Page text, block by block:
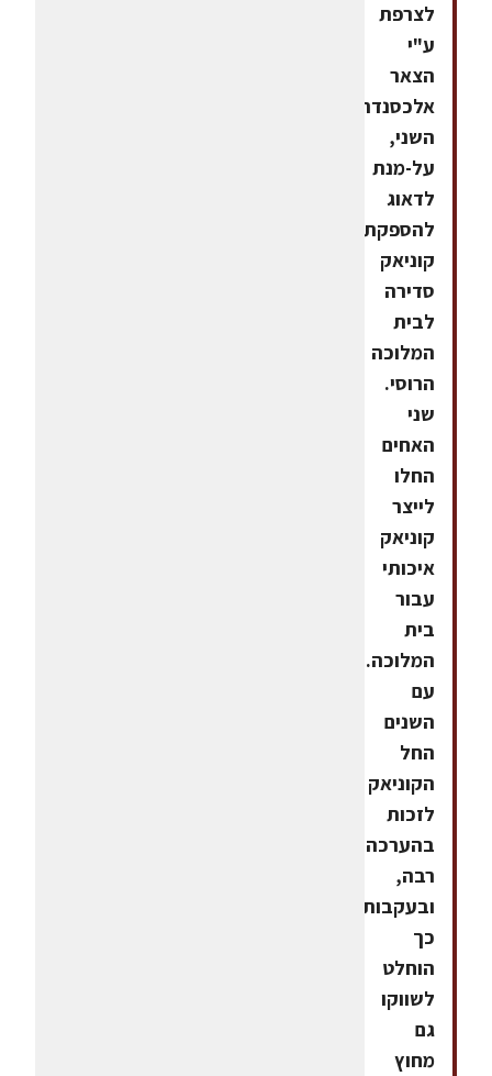
לצרפת
ע"י
הצאר
אלכסנדר
השני,
על-מנת
לדאוג
להספקת
קוניאק
סדירה
לבית
המלוכה
הרוסי.
שני
האחים
החלו
לייצר
קוניאק
איכותי
עבור
בית
המלוכה.
עם
השנים
החל
הקוניאק
לזכות
בהערכה
רבה,
ובעקבות
כך
הוחלט
לשווקו
גם
מחוץ